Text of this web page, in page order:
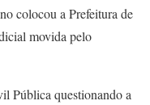
colocou a Prefeitura de
movida pelo
Pública questionando a